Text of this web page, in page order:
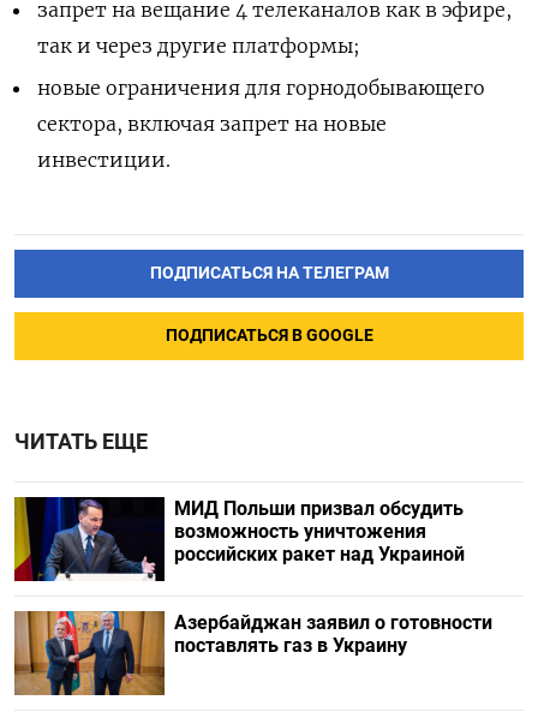
запрет на вещание 4 телеканалов как в эфире,
так и через другие платформы;
новые ограничения для горнодобывающего
сектора, включая запрет на новые
инвестиции.
ПОДПИСАТЬСЯ НА ТЕЛЕГРАМ
ПОДПИСАТЬСЯ В GOOGLE
ЧИТАТЬ ЕЩЕ
МИД Польши призвал обсудить
возможность уничтожения
российских ракет над Украиной
Азербайджан заявил о готовности
поставлять газ в Украину